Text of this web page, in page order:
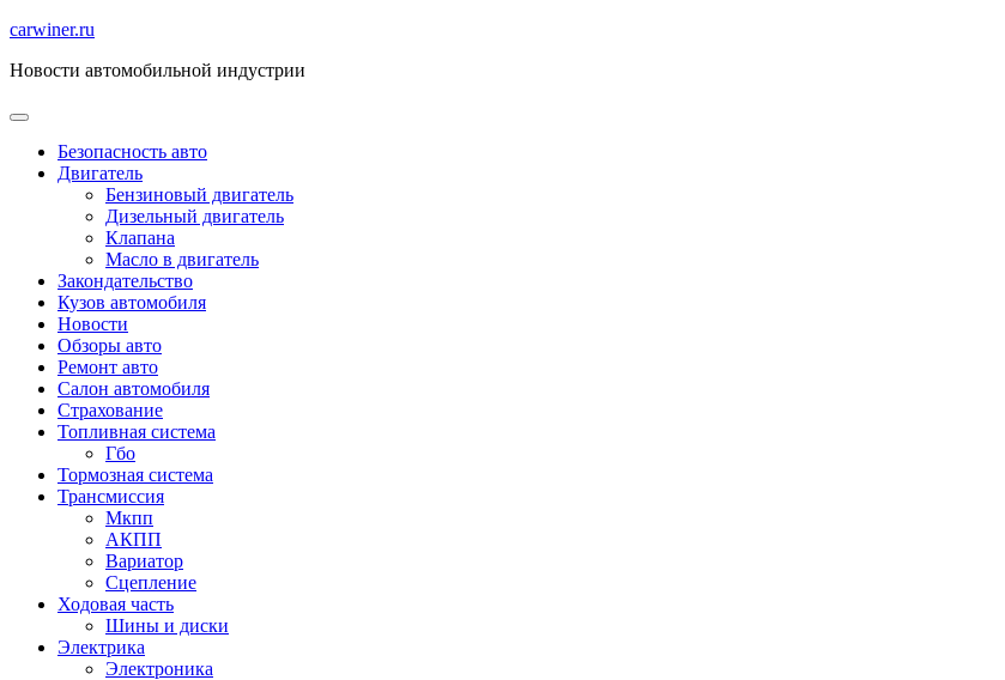
Перейти
содержимому
carwiner.ru
Новости автомобильной индустрии
Безопасность авто
Двигатель
Бензиновый двигатель
Дизельный двигатель
Клапана
Масло в двигатель
Закондательство
Кузов автомобиля
Новости
Обзоры авто
Ремонт авто
Салон автомобиля
Страхование
Топливная система
Гбо
Тормозная система
Трансмиссия
Мкпп
АКПП
Вариатор
Сцепление
Ходовая часть
Шины и диски
Электрика
Электроника